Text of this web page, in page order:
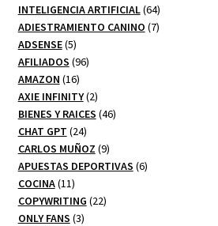
productos
INTELIGENCIA ARTIFICIAL 6464
productos
ADIESTRAMIENTO CANINO 77
ADSENSE 55
productos
AFILIADOS 9696
AMAZON 1616
productos
AXIE INFINITY 22
productos
BIENES Y RAICES 4646
CHAT GPT 2424
productos
CARLOS MUÑOZ 99
productos
APUESTAS DEPORTIVAS 66
COCINA 1111
productos
COPYWRITING 2222
ONLY FANS 33